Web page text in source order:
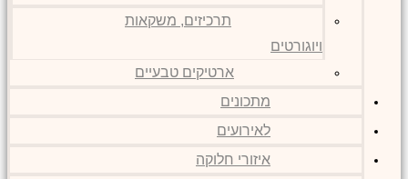
תרכיזים, משקאות
ויוגורטים
ארטיקים טבעיים
מתכונים
לאירועים
איזורי חלוקה